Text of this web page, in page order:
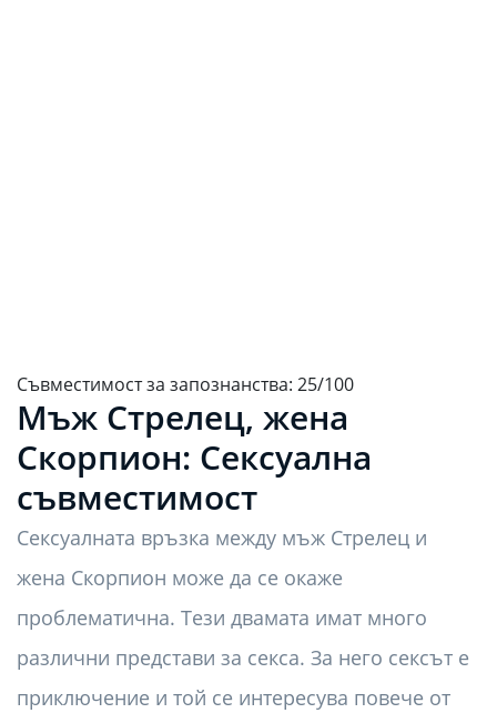
Съвместимост за запознанства: 25/100
Мъж Стрелец, жена
Скорпион: Сексуална
съвместимост
Сексуалната връзка между мъж Стрелец и
жена Скорпион може да се окаже
проблематична. Тези двамата имат много
различни представи за секса. За него сексът е
приключение и той се интересува повече от